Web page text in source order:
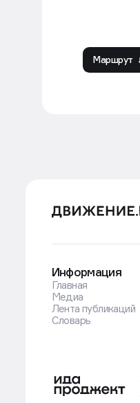
Маршрут
Информация
Главная
Медиа
Лента публикаций
Словарь